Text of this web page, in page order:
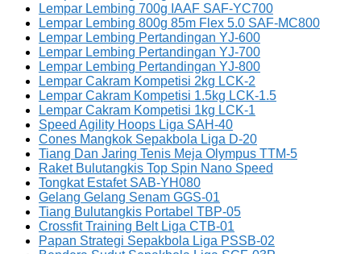
Lempar Lembing 700g IAAF SAF-YC700
Lempar Lembing 800g 85m Flex 5.0 SAF-MC800
Lempar Lembing Pertandingan YJ-600
Lempar Lembing Pertandingan YJ-700
Lempar Lembing Pertandingan YJ-800
Lempar Cakram Kompetisi 2kg LCK-2
Lempar Cakram Kompetisi 1.5kg LCK-1.5
Lempar Cakram Kompetisi 1kg LCK-1
Speed Agility Hoops Liga SAH-40
Cones Mangkok Sepakbola Liga D-20
Tiang Dan Jaring Tenis Meja Olympus TTM-5
Raket Bulutangkis Top Spin Nano Speed
Tongkat Estafet SAB-YH080
Gelang Gelang Senam GGS-01
Tiang Bulutangkis Portabel TBP-05
Crossfit Training Belt Liga CTB-01
Papan Strategi Sepakbola Liga PSSB-02